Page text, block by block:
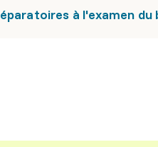
à l'examen du